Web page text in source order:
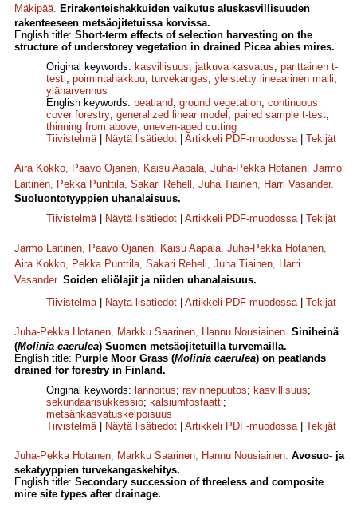
Mäkipää. Erirakenteishakkuiden vaikutus aluskasvillisuuden
rakenteeseen metsäojitetuissa korvissa.
English title: Short-term effects of selection harvesting on the
structure of understorey vegetation in drained Picea abies mires.
Original keywords: kasvillisuus; jatkuva kasvatus; parittainen t-
testi; poimintahakkuu; turvekangas; yleistetty lineaarinen malli;
yläharvennus
English keywords: peatland; ground vegetation; continuous
cover forestry; generalized linear model ; paired sample t-test;
thinning from above; uneven-aged cutting
Tiivistelmä| Näytä lisätiedot Artikkeli PDF-muodossa| Tekijät
Aira Kokko, Paavo Ojanen, Kaisu Aapala, Juha-Pekka Hotanen, Jarmo
Laitinen, Pekka Punttila, Sakari Rehell , Juha Tiainen, Harri Vasander.
Suoluontotyyppien uhanalaisuus.
Tiivistelmä| Näytä lisätiedot Artikkeli PDF-muodossa| Tekijät
Jarmo Laitinen, Paavo Ojanen, Kaisu Aapala, Juha-Pekka Hotanen,
Aira Kokko, Pekka Punttila, Sakari Rehell , Juha Tiainen, Harri
Vasander. Soiden eliölajit ja niiden uhanalaisuus.
Tiivistelmä| Näytä lisätiedot Artikkeli PDF-muodossa| Tekijät
Juha-Pekka Hotanen, Markku Saarinen, Hannu Nousiainen. Siniheinä
(Molinia caerulea) Suomen metsäojitetuilla turvemailla.
English title: Purple Moor Grass (Molinia caerulea) on peatlands
drained for forestry in Finland.
Original keywords: lannoitus; ravinnepuutos; kasvillisuus;
sekundaarisukkessio; kalsiumfosfaatti;
metsänkasvatuskelpoisuus
Tiivistelmä| Näytä lisätiedot Artikkeli PDF-muodossa| Tekijät
Juha-Pekka Hotanen, Markku Saarinen, Hannu Nousiainen. Avosuo- ja
sekatyyppien turvekangaskehitys.
English title: Secondary succession of threeless and composite
mire site types after drainage.